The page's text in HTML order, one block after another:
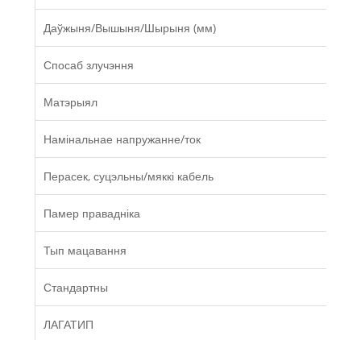
Даўжыня/Вышыня/Шырыня (мм)
Спосаб злучэння
Матэрыял
Намінальнае напружанне/ток
Перасек, суцэльны/мяккі кабель
Памер правадніка
Тып мацавання
Стандартны
ЛАГАТИП